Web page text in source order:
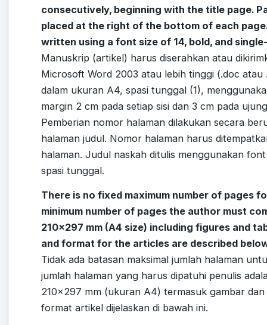
consecutively, beginning with the title page.
placed at the right of the bottom of each
written using a font size of 14, bold, and
Manuskrip (artikel) harus diserahkan atau
Microsoft Word 2003 atau lebih tinggi (.doc
dalam ukuran A4, spasi tunggal (1),
margin 2 cm pada setiap sisi dan 3 cm pada
Pemberian nomor halaman dilakukan secara
halaman judul. Nomor halaman harus
halaman. Judul naskah ditulis menggunakan
spasi tunggal.
There is no fixed maximum number of pages
minimum number of pages the author must
210×297 mm (A4 size) including figures and
and format for the articles are described
Tidak ada batasan maksimal jumlah halaman
jumlah halaman yang harus dipatuhi penulis
210×297 mm (ukuran A4) termasuk gambar
format artikel dijelaskan di bawah ini.